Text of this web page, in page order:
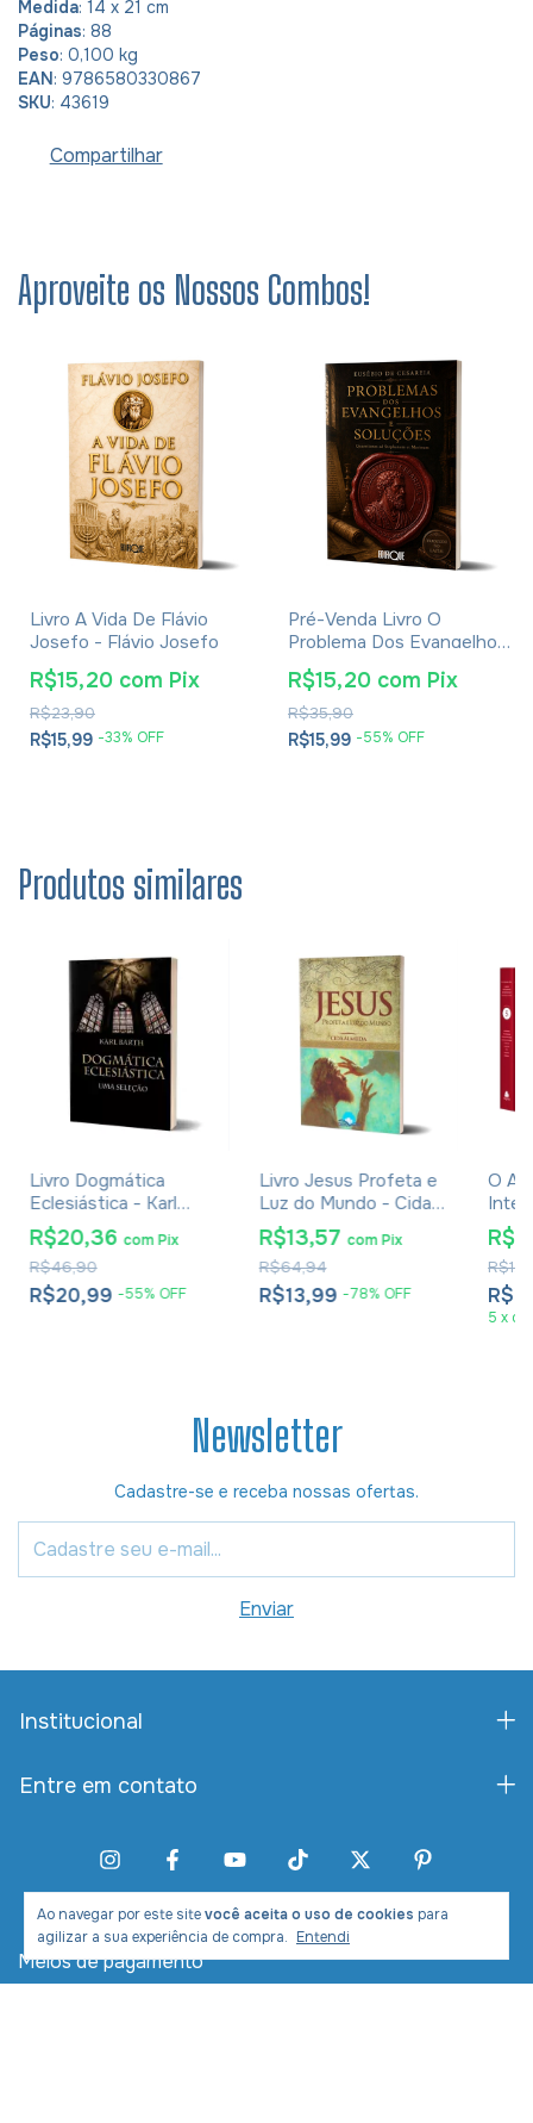
Ao navegar por este sitevocê aceita o uso de cookies para
agilizar a sua experiência de compra. Entendi
Medida: 14 x 21 cm
Páginas: 88
Peso: 0,100 kg
EAN: 9786580330867
SKU: 43619
Compartilhar
Aproveite os Nossos Combos!
Livro A Vida De Flávio
Josefo - Flávio Josefo
R$15,99 -33% OFF
R$23,90
R$15,20 com Pix
Pré-Venda Livro O
Problema Dos Evangelhos
E Soluções- Eusébio De
Cesareia
R$15,99 -55% OFF
R$35,90
R$15,20 com Pix
Produtos similares
Livro Dogmática
Eclesiástica - Karl
Barth
R$20,99 -55% OFF
R$46,90
R$20,36 com Pix
Livro Jesus Profeta e
Luz do Mundo - Cida
Almeida
R$13,99 -78% OFF
R$64,94
R$13,57 com Pix
O
Por
5 x de
Newsletter
Cadastre-se e receba nossas ofertas.
Institucional
Entre em contato
Meios de pagamento